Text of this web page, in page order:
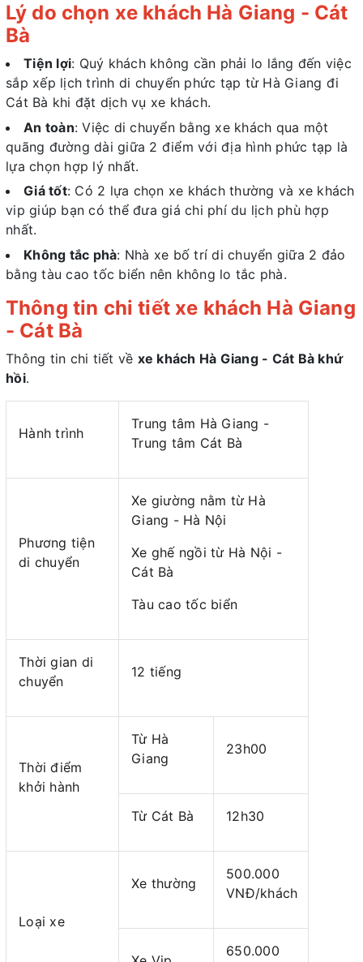
Lý do chọn xe khách Hà Giang - Cát
Bà
Tiện lợi: Quý khách không cần phải lo lắng đến việc
sắp xếp lịch trình di chuyển phức tạp từ Hà Giang đi
Cát Bà khi đặt dịch vụ xe khách.
An toàn: Việc di chuyển bằng xe khách qua một
quãng đường dài giữa 2 điểm với địa hình phức tạp là
lựa chọn hợp lý nhất.
Giá tốt: Có 2 lựa chọn xe khách thường và xe khách
vip giúp bạn có thể đưa giá chi phí du lịch phù hợp
nhất.
Không tắc phà: Nhà xe bố trí di chuyển giữa 2 đảo
bằng tàu cao tốc biển nên không lo tắc phà.
Thông tin chi tiết xe khách Hà Giang
- Cát Bà
Thông tin chi tiết về xe khách Hà Giang - Cát Bà khứ
hồi.
Hành trình
Trung tâm Hà Giang -
Trung tâm Cát Bà
Phương tiện
di chuyển
Xe giường nằm từ Hà
Giang - Hà Nội
Xe ghế ngồi từ Hà Nội -
Cát Bà
Tàu cao tốc biển
Thời gian di
chuyển
12 tiếng
Thời điểm
khởi hành
Từ Hà
Giang
23h00
Từ Cát Bà 12h30
Loại xe
Xe thường
500.000
VNĐ/khách
650.000